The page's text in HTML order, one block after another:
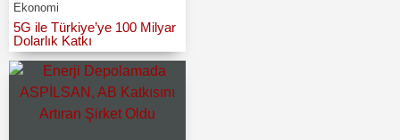
Ekonomi
5G ile Türkiye’ye 100 Milyar
Dolarlık Katkı